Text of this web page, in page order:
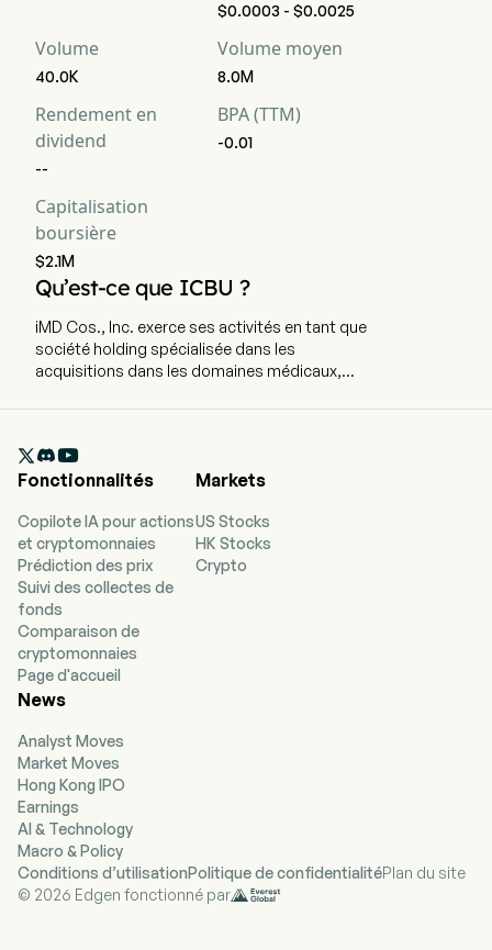
$0.0003 - $0.0025
Volume
40.0K
Volume moyen
8.0M
Rendement en
dividend
--
BPA (TTM)
-0.01
Capitalisation
boursière
$2.1M
Qu’est-ce que ICBU ?
iMD Cos., Inc. exerce ses activités en tant que
société holding spécialisée dans les
acquisitions dans les domaines médicaux,
personnes à temps plein. L'entreprise a effectué
son introduction en bourse le 11 juillet 2001.
le développement technologique dans les
marchés de la santé. La société, par
l'intermédiaire de sa filiale entièrement détenue,
Riize, LLC (Riize), fournit des services de
télémedecine et de pharmacie. Riize est un
fournisseur en ligne sur le marché des soins de
santé personnels pour hommes et femmes.
Riize est un développeur de produits de santé,
qui se concentre spécifiquement sur la santé
sur la perte de poids. Riize propose une
plateforme permettant aux patients de
consulter facilement à distance des
professionnels de santé. Par le biais d'appels
vidéo ou téléphoniques, les individus peuvent
discuter de leurs symptômes, obtenir des
diagnostics précis et recevoir des plans de
traitement personnalisés adaptés à leurs

Fonctionnalités
Copilote IA pour actions
et cryptomonnaies
Prédiction des prix
Suivi des collectes de
fonds
Comparaison de
cryptomonnaies
Page d'accueil
Markets
US Stocks
HK Stocks
Crypto
News
Analyst Moves
Market Moves
Hong Kong IPO
Earnings
AI & Technology
Macro & Policy
Conditions d’utilisationPolitique de confidentialitéPlan du site
© 2026 Edgen fonctionné par